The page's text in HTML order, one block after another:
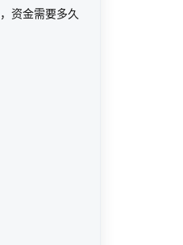
资金需要多久